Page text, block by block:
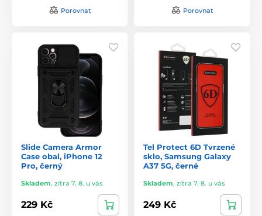
Porovnat Porovnat
Slide Camera Armor
Case obal, iPhone 12
Pro, černý
Skladem, zítra 7. 8. u vás
229 Kč
Tel Protect 6D Tvrzené
sklo, Samsung Galaxy
A37 5G, černé
Skladem, zítra 7. 8. u vás
249 Kč